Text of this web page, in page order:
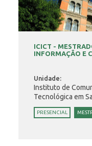
ICICT -
INFORMAÇÃO E
Unidade:
Instituto de
Tecnológica em
PRESENCIAL